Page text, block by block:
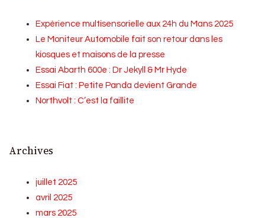
Expérience multisensorielle aux 24h du Mans 2025
Le Moniteur Automobile fait son retour dans les
kiosques et maisons de la presse
Essai Abarth 600e : Dr Jekyll & Mr Hyde
Essai Fiat : Petite Panda devient Grande
Northvolt : C’est la faillite
Archives
juillet 2025
avril 2025
mars 2025